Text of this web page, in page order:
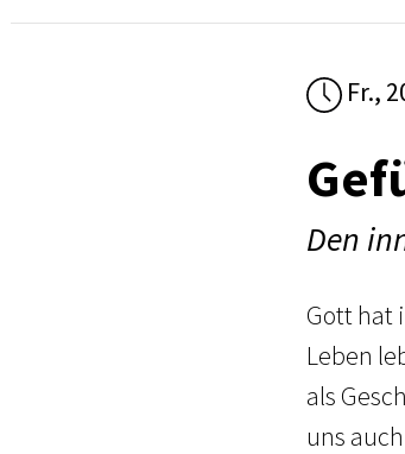
Fr.,
Den
Gott hat
Leben
als
uns